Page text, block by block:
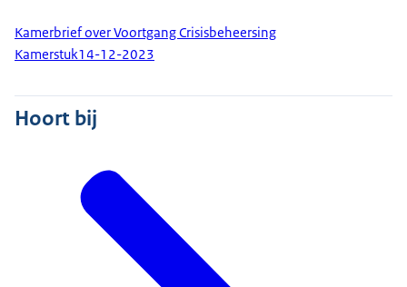
Kamerbrief over Voortgang Crisisbeheersing
Kamerstuk14-12-2023
Hoort bij